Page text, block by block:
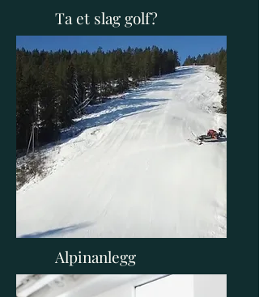
Ta et slag golf?
Romerike Golfklubb
Alpinanlegg
Alpinklubben